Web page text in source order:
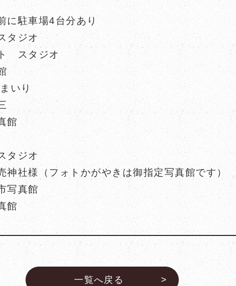
に駐車場4台分あり
タジオ
スタジオ
いり
館
タジオ
神社様（フォトかがやきは御指定写真館です）
写真館
館
一覧へ戻る